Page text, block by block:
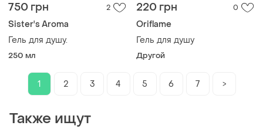
750 грн 2
Sister's Aroma
Гель для душу.
250 мл
220 грн 0
Oriflame
Гель для душу
Другой
1 2 3 4 5 6 7 >
Также ищут